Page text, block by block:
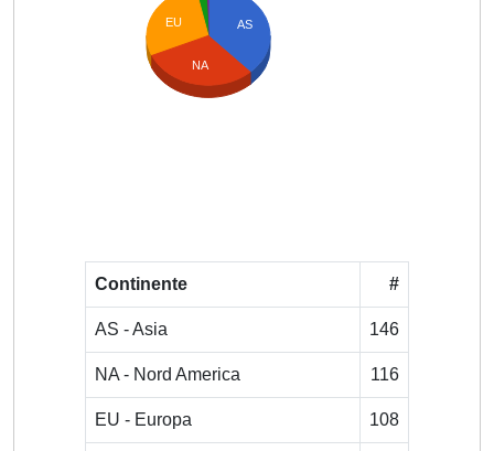
AS
EU
NA
Continente #
AS - Asia 146
NA - Nord America 116
EU - Europa 108